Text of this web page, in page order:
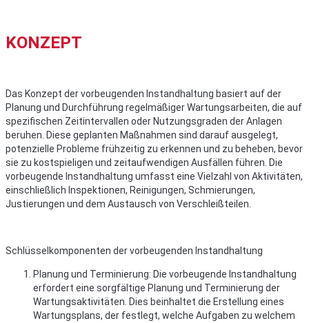
KONZEPT
Das Konzept der vorbeugenden Instandhaltung basiert auf der
Planung und Durchführung regelmäßiger Wartungsarbeiten, die auf
spezifischen Zeitintervallen oder Nutzungsgraden der Anlagen
beruhen. Diese geplanten Maßnahmen sind darauf ausgelegt,
potenzielle Probleme frühzeitig zu erkennen und zu beheben, bevor
sie zu kostspieligen und zeitaufwendigen Ausfällen führen. Die
vorbeugende Instandhaltung umfasst eine Vielzahl von Aktivitäten,
einschließlich Inspektionen, Reinigungen, Schmierungen,
Justierungen und dem Austausch von Verschleißteilen.
Schlüsselkomponenten der vorbeugenden Instandhaltung
Planung und Terminierung: Die vorbeugende Instandhaltung
erfordert eine sorgfältige Planung und Terminierung der
Wartungsaktivitäten. Dies beinhaltet die Erstellung eines
Wartungsplans, der festlegt, welche Aufgaben zu welchem